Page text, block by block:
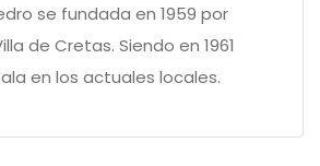
se fundada en 1959 por
de Cretas. Siendo en 1961
en los actuales locales.